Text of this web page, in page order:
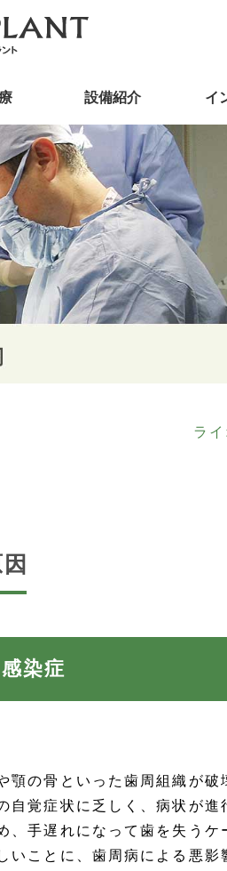
設備紹介 イ
ラ
染症
顎の骨といった歯周組織が破
自覚症状に乏しく、病状が進
、手遅れになって歯を失うケ
いことに、歯周病による悪影